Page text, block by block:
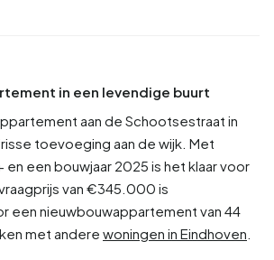
in een levendige buurt
aan de Schootsestraat in
toevoeging aan de wijk. Met
een bouwjaar 2025 is het klaar voor
van €345.000 is
een nieuwbouwappartement van 44
met andere woningen in Eindhoven